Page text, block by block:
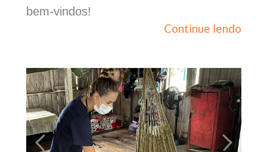
bem-vindos!
Continue lendo